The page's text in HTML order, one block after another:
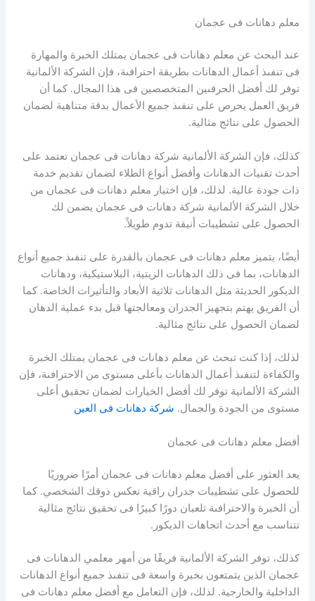
معلم دهانات فى عجمان
عند البحث عن معلم دهانات فى عجمان يمتلك الخبرة والمهارة
فى تنفىذ أعمال الدهانات بطريقة احترافىة، فإن الشركة الألمانية
توفر لك أفضل الحرفىين المتخصصين فى هذا المجال. كما أن
فريق العمل يحرص على تنفىذ جميع الأعمال بدقة متناهية لضمان
الحصول على نتائج مثالية.
كذلك، فإن الشركة الألمانية شركة دهانات فى عجمان تعتمد على
أحدث تقنيات الدهانات وأفضل أنواع الطلاء لضمان تقديم خدمة
ذات جودة عالية. لذلك، فإن اختيار معلم دهانات فى عجمان من
خلال الشركة الألمانية شركة دهانات فى عجمان يضمن لك
الحصول على تشطيبات أنيقة تدوم طويلاً.
أيضًا، يتميز معلم دهانات فى عجمان بالقدرة على تنفىذ جميع أنواع
الدهانات، بما فى ذلك الدهانات الزيتية، البلاستيكية، ودهانات
الديكور الحديثة مثل الدهانات ثلاثية الأبعاد والتأثيرات الخاصة. كما
أن الفريق يهتم بتجهيز الجدران ومعالجتها قبل بدء عملية الدهان
لضمان الحصول على نتائج مثالية.
لذلك، إذا كنت تبحث عن معلم دهانات فى عجمان يمتلك الخبرة
والكفاءة لتنفىذ أعمال الدهانات بأعلى مستوى من الاحترافىة، فإن
الشركة الألمانية توفر لك أفضل الخيارات لضمان تحقيق أعلى
مستوى من الجودة والجمال. شركة دهانات فى العين
أفضل معلم دهانات فى عجمان
يعد العثور على أفضل معلم دهانات فى عجمان أمرًا ضروريًا
للحصول على تشطيبات جدران راقية تعكس ذوقك الشخصي. كما
أن الخبرة والاحترافىة تلعبان دورًا كبيرًا فى تحقيق نتائج مثالية
تتناسب مع أحدث اتجاهات الديكور.
كذلك، توفر الشركة الألمانية فريقًا من أمهر معلمي الدهانات فى
عجمان الذين يتمتعون بخبرة واسعة فى تنفىذ جميع أنواع الدهانات
الداخلية والخارجية. لذلك، فإن التعامل مع أفضل معلم دهانات فى